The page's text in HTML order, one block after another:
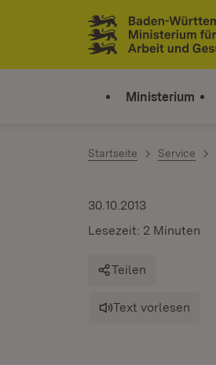
Zum Inhalt springen
Link zur Startseite
Ministerium
Startseite Service
30.10.2013
Lesezeit: 2 Minuten
Teilen
Text vorlesen